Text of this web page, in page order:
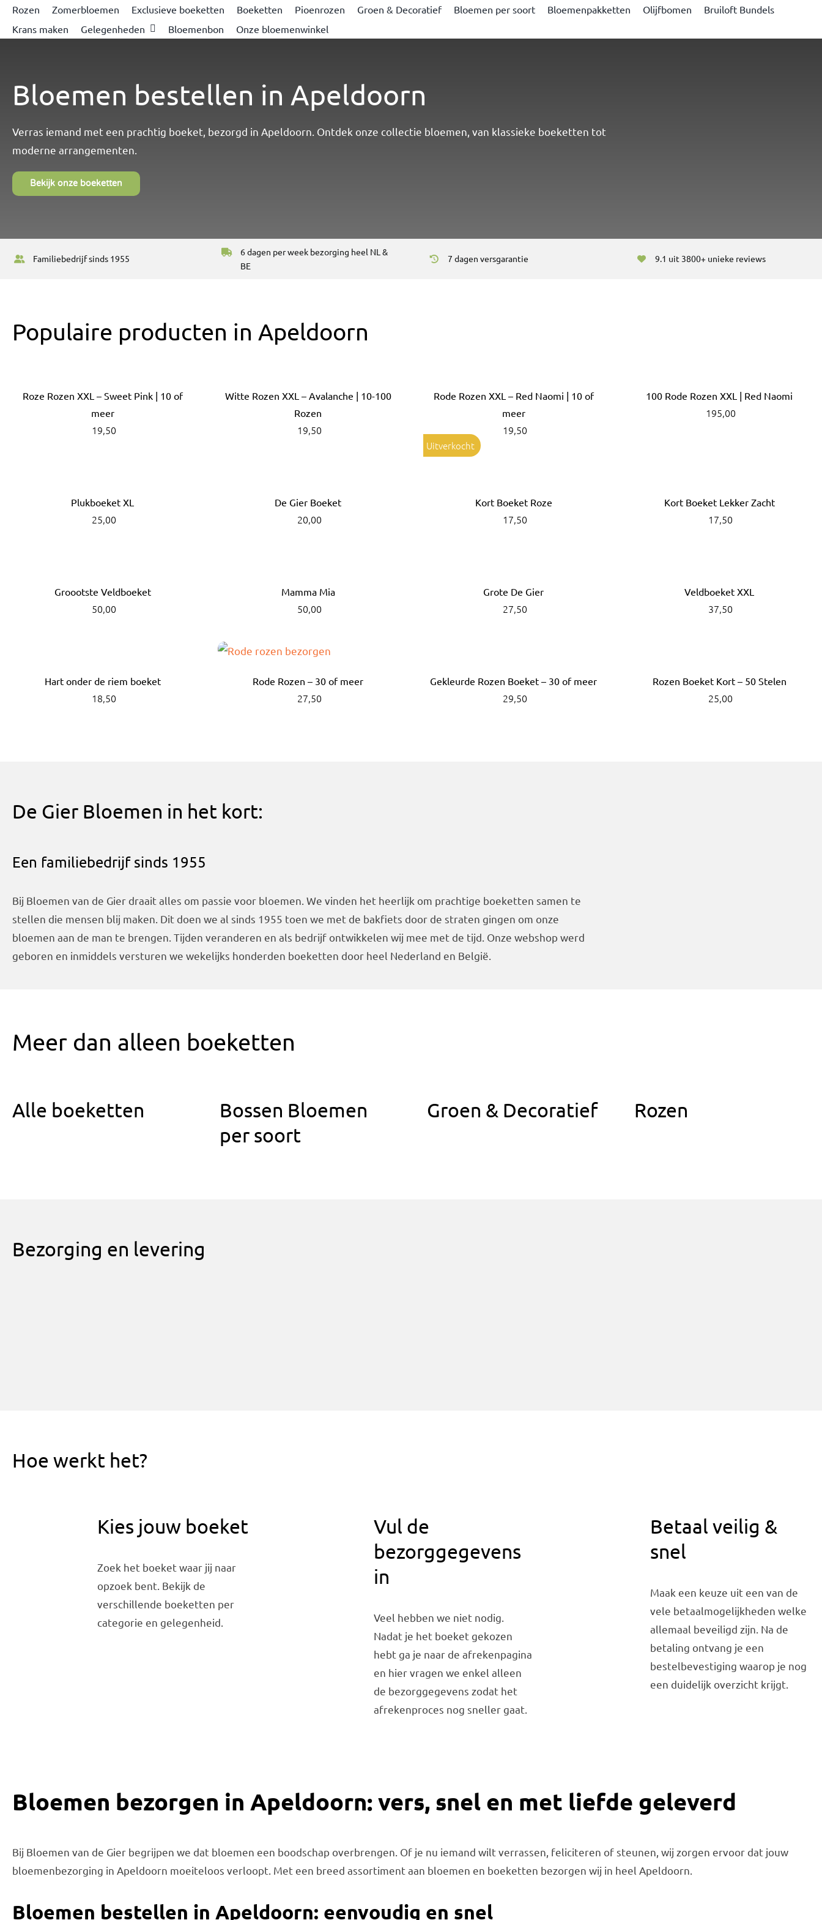
Rozen Zomerbloemen Exclusieve boeketten Boeketten Pioenrozen Groen & Decoratief Bloemen per soort Bloemenpakketten Olijfbomen
Bruiloft Bundels
Krans maken
Gelegenheden Bloemenbon Onze bloemenwinkel
Bloemen bestellen in Apeldoorn
Verras iemand met een prachtig boeket, bezorgd in Apeldoorn. Ontdek onze collectie bloemen, van klassieke boeketten tot
moderne arrangementen.
Bekijk onze boeketten
Familiebedrijf sinds 1955
6 dagen per week bezorging heel NL &
BE
7 dagen versgarantie 9.1 uit 3800+ unieke reviews
Populaire producten in Apeldoorn
Roze Rozen XXL – Sweet Pink | 10 of
meer
19,50
Witte Rozen XXL – Avalanche | 10-100
Rozen
19,50
Rode Rozen XXL – Red Naomi | 10 of
meer
19,50
100 Rode Rozen XXL | Red Naomi
195,00
Plukboeket XL
25,00
De Gier Boeket
20,00
Kort Boeket Roze
17,50
Uitverkocht
Kort Boeket Lekker Zacht
17,50
Groootste Veldboeket
50,00
Mamma Mia
50,00
Grote De Gier
27,50
Veldboeket XXL
37,50
Hart onder de riem boeket
18,50
Rode Rozen – 30 of meer
27,50
Gekleurde Rozen Boeket – 30 of meer
29,50
Rozen Boeket Kort – 50 Stelen
25,00
De Gier Bloemen in het kort:
Een familiebedrijf sinds 1955
Bij Bloemen van de Gier draait alles om passie voor bloemen. We vinden het heerlijk om prachtige boeketten samen te
stellen die mensen blij maken. Dit doen we al sinds 1955 toen we met de bakfiets door de straten gingen om onze
bloemen aan de man te brengen. Tijden veranderen en als bedrijf ontwikkelen wij mee met de tijd. Onze webshop werd
geboren en inmiddels versturen we wekelijks honderden boeketten door heel Nederland en België.
Meer dan alleen boeketten
Alle boeketten
Bossen Bloemen
per soort
Groen & Decoratief Rozen
Bezorging en levering
Hoe werkt het?
Kies jouw boeket
Zoek het boeket waar jij naar
opzoek bent. Bekijk de
verschillende boeketten per
categorie en gelegenheid.
Vul de
bezorggegevens
in
Veel hebben we niet nodig.
Nadat je het boeket gekozen
hebt ga je naar de afrekenpagina
en hier vragen we enkel alleen
de bezorggegevens zodat het
afrekenproces nog sneller gaat.
Betaal veilig &
snel
Maak een keuze uit een van de
vele betaalmogelijkheden welke
allemaal beveiligd zijn. Na de
betaling ontvang je een
bestelbevestiging waarop je nog
een duidelijk overzicht krijgt.
Bloemen bezorgen in Apeldoorn: vers, snel en met liefde geleverd
Bij Bloemen van de Gier begrijpen we dat bloemen een boodschap overbrengen. Of je nu iemand wilt verrassen, feliciteren of steunen, wij zorgen ervoor dat jouw
bloemenbezorging in Apeldoorn moeiteloos verloopt. Met een breed assortiment aan bloemen en boeketten bezorgen wij in heel Apeldoorn.
Bloemen bestellen in Apeldoorn: eenvoudig en snel